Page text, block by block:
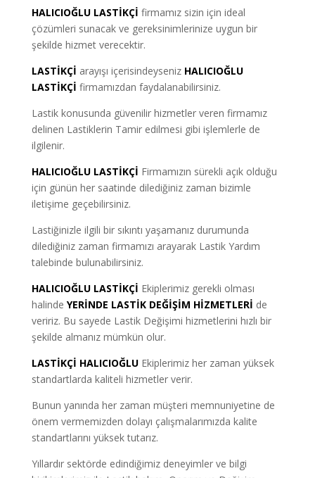
HALICIOĞLU LASTİKÇİ firmamız sizin için ideal
çözümleri sunacak ve gereksinimlerinize uygun bir
şekilde hizmet verecektir.
LASTİKÇİ arayışı içerisindeyseniz HALICIOĞLU
LASTİKÇİ firmamızdan faydalanabilirsiniz.
Lastik konusunda güvenilir hizmetler veren firmamız
delinen Lastiklerin Tamir edilmesi gibi işlemlerle de
ilgilenir.
HALICIOĞLU LASTİKÇİ Firmamızın sürekli açık olduğu
için günün her saatinde dilediğiniz zaman bizimle
iletişime geçebilirsiniz.
Lastiğinizle ilgili bir sıkıntı yaşamanız durumunda
dilediğiniz zaman firmamızı arayarak Lastik Yardım
talebinde bulunabilirsiniz.
HALICIOĞLU LASTİKÇİ Ekiplerimiz gerekli olması
halinde YERİNDE LASTİK DEĞİŞİM HİZMETLERİ de
veririz. Bu sayede Lastik Değişimi hizmetlerini hızlı bir
şekilde almanız mümkün olur.
LASTİKÇİ HALICIOĞLU Ekiplerimiz her zaman yüksek
standartlarda kaliteli hizmetler verir.
Bunun yanında her zaman müşteri memnuniyetine de
önem vermemizden dolayı çalışmalarımızda kalite
standartlarını yüksek tutarız.
Yıllardır sektörde edindiğimiz deneyimler ve bilgi